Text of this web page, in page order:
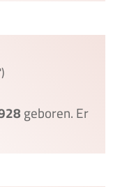
geboren. Er